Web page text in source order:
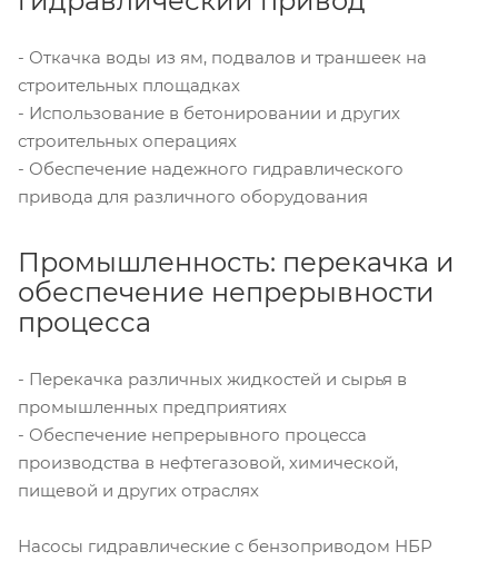
- Откачка воды из ям, подвалов и траншеек на
строительных площадках
- Использование в бетонировании и других
строительных операциях
- Обеспечение надежного гидравлического
привода для различного оборудования
Промышленность: перекачка и
обеспечение непрерывности
процесса
- Перекачка различных жидкостей и сырья в
промышленных предприятиях
- Обеспечение непрерывного процесса
производства в нефтегазовой, химической,
пищевой и других отраслях
Насосы гидравлические с бензоприводом НБР